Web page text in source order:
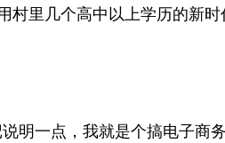
里几个高中以上学历的新
明一点，我就是个搞电子商